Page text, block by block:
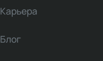
Карьера
Блог